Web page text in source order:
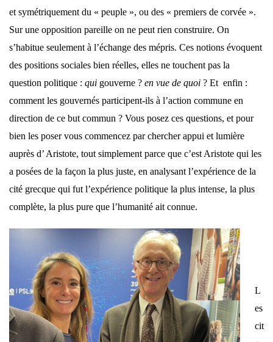
et symétriquement du « peuple », ou des « premiers de corvée ».
Sur une opposition pareille on ne peut rien construire. On
s’habitue seulement à l’échange des mépris. Ces notions évoquent
des positions sociales bien réelles, elles ne touchent pas la
question politique : qui gouverne ? en vue de quoi ? Et enfin :
comment les gouvernés participent-ils à l’action commune en
direction de ce but commun ? Vous posez ces questions, et pour
bien les poser vous commencez par chercher appui et lumière
auprès d’ Aristote, tout simplement parce que c’est Aristote qui les
a posées de la façon la plus juste, en analysant l’expérience de la
cité grecque qui fut l’expérience politique la plus intense, la plus
complète, la plus pure que l’humanité ait connue.
L
es
cit